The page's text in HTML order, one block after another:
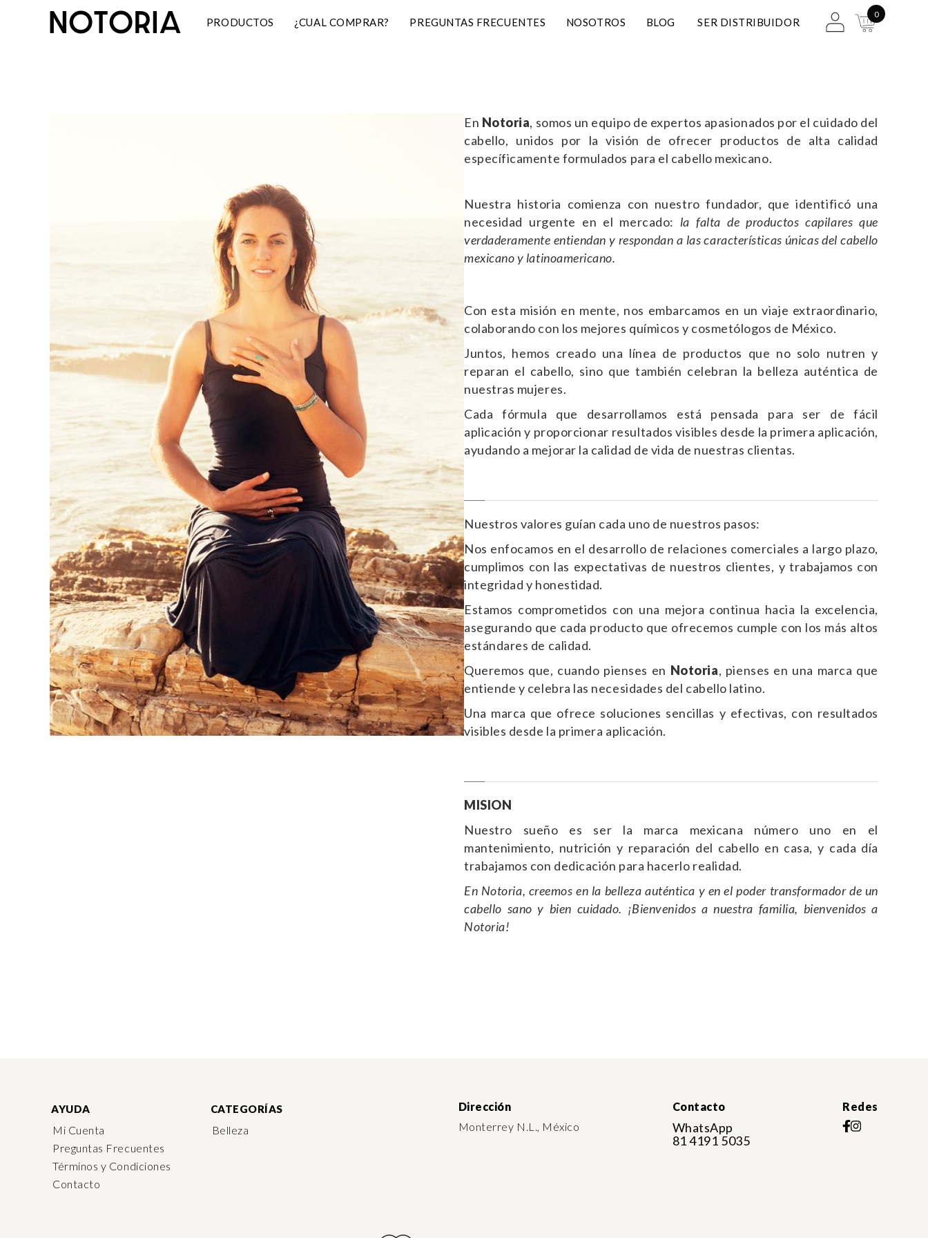
PRODUCTOS ¿CUAL COMPRAR? PREGUNTAS FRECUENTES NOSOTROS BLOG SER DISTRIBUIDOR
0
En Notoria, somos un equipo de expertos apasionados por el cuidado del
cabello, unidos por la visión de ofrecer productos de alta calidad
específicamente formulados para el cabello mexicano.
Nuestra historia comienza con nuestro fundador, que identificó una
necesidad urgente en el mercado: la falta de productos capilares que
verdaderamente entiendan y respondan a las características únicas del cabello
mexicano y latinoamericano.
Con esta misión en mente, nos embarcamos en un viaje extraordinario,
colaborando con los mejores químicos y cosmetólogos de México.
Juntos, hemos creado una línea de productos que no solo nutren y
reparan el cabello, sino que también celebran la belleza auténtica de
nuestras mujeres.
Cada fórmula que desarrollamos está pensada para ser de fácil
aplicación y proporcionar resultados visibles desde la primera aplicación,
ayudando a mejorar la calidad de vida de nuestras clientas.
Nuestros valores guían cada uno de nuestros pasos:
Nos enfocamos en el desarrollo de relaciones comerciales a largo plazo,
cumplimos con las expectativas de nuestros clientes, y trabajamos con
integridad y honestidad.
Estamos comprometidos con una mejora continua hacia la excelencia,
asegurando que cada producto que ofrecemos cumple con los más altos
estándares de calidad.
Queremos que, cuando pienses en Notoria, pienses en una marca que
entiende y celebra las necesidades del cabello latino.
Una marca que ofrece soluciones sencillas y efectivas, con resultados
visibles desde la primera aplicación.
MISION
Nuestro sueño es ser la marca mexicana número uno en el
mantenimiento, nutrición y reparación del cabello en casa, y cada día
trabajamos con dedicación para hacerlo realidad.
En Notoria, creemos en la belleza auténtica y en el poder transformador de un
cabello sano y bien cuidado. ¡Bienvenidos a nuestra familia, bienvenidos a
Notoria!
AYUDA
Mi Cuenta
Preguntas Frecuentes
Términos y Condiciones
Contacto
CATEGORÍAS
Belleza
Dirección
Monterrey N.L., México
Contacto
WhatsApp
81 4191 5035
Redes